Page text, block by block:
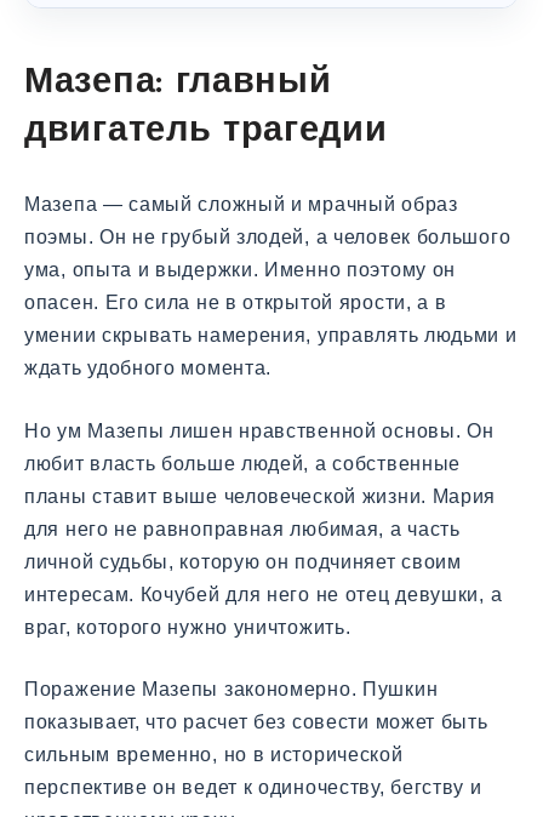
Мазепа: главный
двигатель трагедии
Мазепа — самый сложный и мрачный образ
поэмы. Он не грубый злодей, а человек большого
ума, опыта и выдержки. Именно поэтому он
опасен. Его сила не в открытой ярости, а в
умении скрывать намерения, управлять людьми и
ждать удобного момента.
Но ум Мазепы лишен нравственной основы. Он
любит власть больше людей, а собственные
планы ставит выше человеческой жизни. Мария
для него не равноправная любимая, а часть
личной судьбы, которую он подчиняет своим
интересам. Кочубей для него не отец девушки, а
враг, которого нужно уничтожить.
Поражение Мазепы закономерно. Пушкин
показывает, что расчет без совести может быть
сильным временно, но в исторической
перспективе он ведет к одиночеству, бегству и